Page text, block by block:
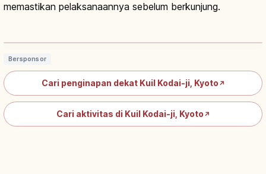
memastikan pelaksanaannya sebelum berkunjung.
Kuil Kodai-ji Kyoto: Kuil Nene untuk
Bersponsor
Cari penginapan dekat Kuil Kodai-ji, Kyoto ↗
Cari aktivitas di Kuil Kodai-ji, Kyoto ↗